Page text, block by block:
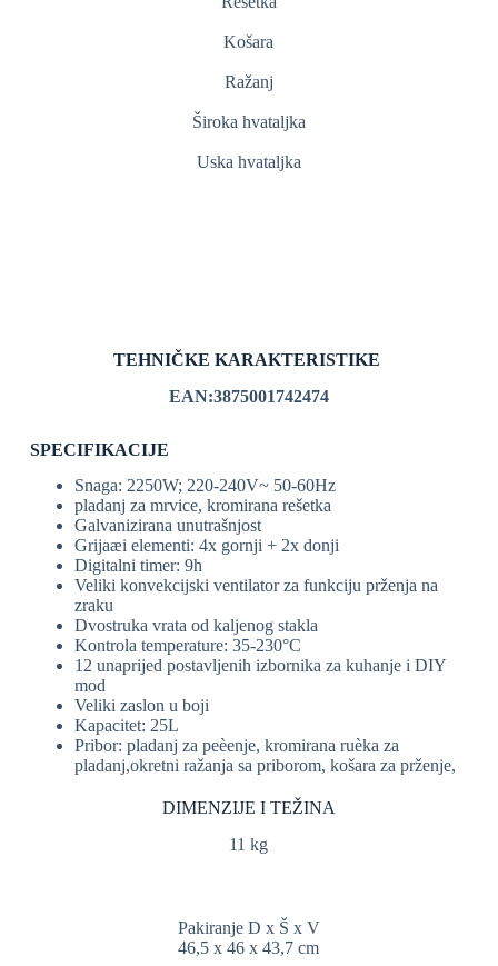
Košara
Ražanj
Široka hvataljka
Uska hvataljka
TEHNIČKE KARAKTERISTIKE
EAN:3875001742474
SPECIFIKACIJE
Snaga: 2250W; 220-240V~ 50-60Hz
pladanj za mrvice, kromirana rešetka
Galvanizirana unutrašnjost
Grijaæi elementi: 4x gornji + 2x donji
Digitalni timer: 9h
Veliki konvekcijski ventilator za funkciju prženja na
zraku
Dvostruka vrata od kaljenog stakla
Kontrola temperature: 35-230°C
12 unaprijed postavljenih izbornika za kuhanje i DIY
mod
Veliki zaslon u boji
Kapacitet: 25L
Pribor: pladanj za peèenje, kromirana ruèka za
pladanj,okretni ražanja sa priborom, košara za prženje,
DIMENZIJE I TEŽINA
11 kg
Pakiranje D x Š x V
46,5 x 46 x 43,7 cm